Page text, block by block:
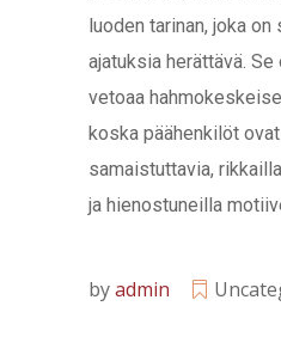
luoden tarinan, joka
ajatuksia herättävä. Se
vetoaa
koska päähenkilöt
samaistuttavia,
ja hienostuneilla
byadmin